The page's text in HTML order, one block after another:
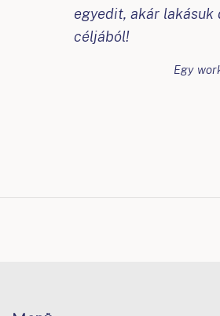
egyedit, akár lakásuk
céljából!
Egy